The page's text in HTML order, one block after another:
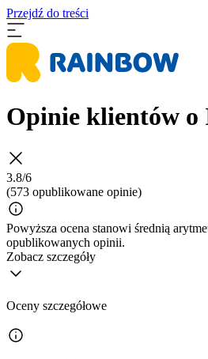
Przejdź do treści
Opinie klientów o
3.8/6
(573 opublikowane opinie)
Powyższa ocena stanowi średnią
opublikowanych opinii.
Zobacz szczegóły
Oceny szczegółowe